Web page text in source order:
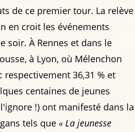
de ce premier tour. La relève
en croit les événements
soir. À Rennes et dans le
à Lyon, où Mélenchon
respectivement 36,31 % et
centaines de jeunes
!) ont manifesté dans la
tels que « La jeunesse